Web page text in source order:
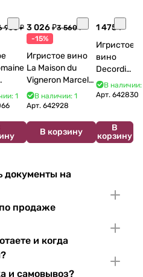
968 ₽
1
3 026 ₽3 560 ₽
-15%
Игристое вино
La Maison du
Vigneron Marcel
Cabelier Cremant
du Jura
В наличии: 1
Арт.642928
В корзину
1 475 ₽
Игристое
вино
Decordi
Costa Blu
Brut 750
В наличии:
Арт. 642830
В
корзину
документы на
продаже
и когда
и самовывоз?